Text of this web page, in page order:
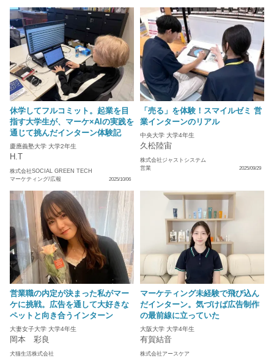
休学してフルコミット。起業を目
指す大学生が、マーケ×AIの実践を
通じて挑んだインターン体験記
慶應義塾大学 大学2年生
H.T
株式会社SOCIAL GREEN TECH
マーケティング/広報
2025/10/06
「売る」を体験！スマイルゼミ 営
業インターンのリアル
中央大学 大学4年生
久松陸宙
株式会社ジャストシステム
営業
2025/09/29
営業職の内定が決まった私がマー
ケに挑戦。広告を通して大好きな
ペットと向き合うインターン
大妻女子大学 大学4年生
岡本 彩良
犬猫生活株式会社
マーケティング未経験で飛び込ん
だインターン。気づけば広告制作
の最前線に立っていた
大阪大学 大学4年生
有賀結音
株式会社アースケア